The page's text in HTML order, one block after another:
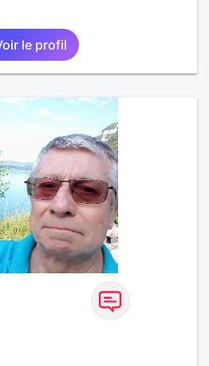
le profil